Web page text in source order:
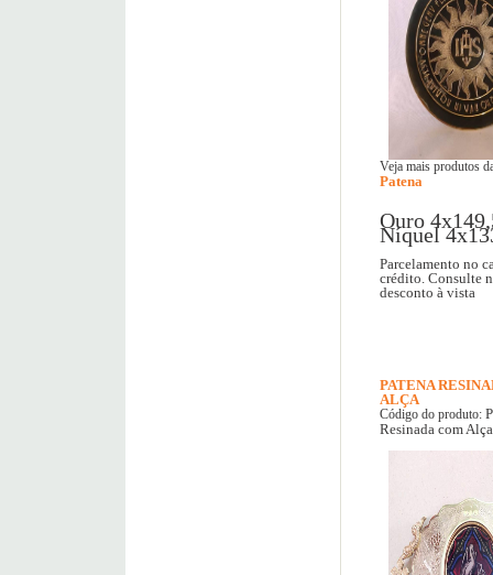
Veja mais produtos
Patena
Ouro
Níquel
Parcelamento no
crédito. Consulte
desconto à vista
PATENA
ALÇA
Código do produto:
Resinada com Alça